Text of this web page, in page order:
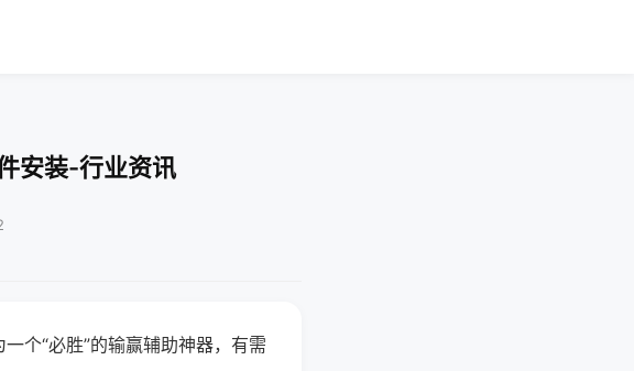
安装-行业资讯
个“必胜”的输赢辅助神器，有需